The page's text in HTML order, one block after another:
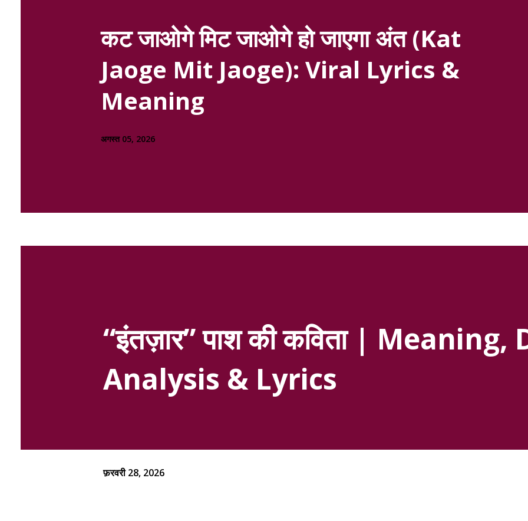
कट जाओगे मिट जाओगे हो जाएगा अंत (Kat
Jaoge Mit Jaoge): Viral Lyrics &
Meaning
अगस्त 05, 2026
“इंतज़ार” पाश की कविता | Meaning,
Analysis & Lyrics
फ़रवरी 28, 2026